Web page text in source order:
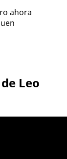
ahora
Leo